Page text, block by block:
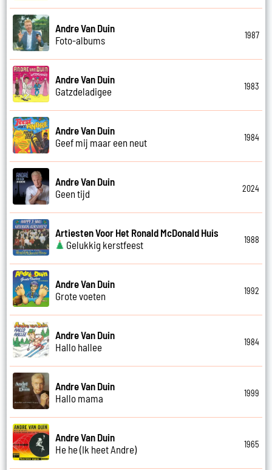
Andre Van Duin
Foto-albums
1987
Andre Van Duin
Gatzdeladigee
1983
Andre Van Duin
Geef mij maar een neut
1984
Andre Van Duin
Geen tijd
2024
Artiesten Voor Het Ronald McDonald Huis
Gelukkig kerstfeest
1988
Andre Van Duin
Grote voeten
1992
Andre Van Duin
Hallo hallee
1984
Andre Van Duin
Hallo mama
1999
Andre Van Duin
He he (Ik heet Andre)
1965